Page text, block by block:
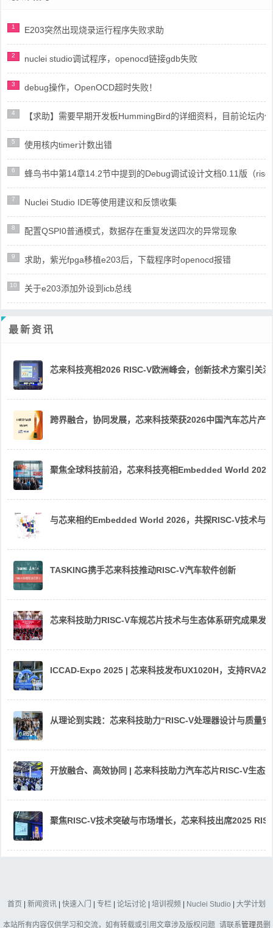
1 E203突然出现烧录运行程序失败求助
2 nuclei studio调试程序，openocd链接gdb失败
3 debug操作，OpenOCD超时失败！
4 【求助】需要早期开发板HummingBird的详细资料，目前论坛内
5 使用核内timer计数出错
6 蜂鸟书中第14章14.2节中提到的Debug调试设计文档0.11版（
7 Nuclei Studio IDE等使用建议和反馈收集
8 配置QSPI0普通模式，数据存在重复发送四次的异常现象
9 求助，紫光fpga移植e203后，下载程序时openocd报错
10 关于e203添加外设到icb总线
最新资讯
芯来科技亮相2026 RISC-V欧洲峰会，创新技术方案引关注
跨界融合，协同发展，芯来科技荣获2026中国汽车芯片产
聚焦全球科技前沿，芯来科技亮相Embedded World 2026
与芯来相约Embedded World 2026，共探RISC-V技术与
TASKING携手芯来科技推动RISC-V汽车软件创新
芯来科技助力RISC-V车规芯片技术与生态体系研究成果发
ICCAD-Expo 2025 | 芯来科技发布UX1020H，支持
从理论到实践：芯来科技助力“RISC-V处理器设计与质量
开放融合、高效协同 | 芯来科技助力汽车芯片RISC-V生态
聚焦RISC-V技术突破与市场增长，芯来科技出席2025
首页 新闻资讯 快速入门 专栏 论坛讨论 培训视频 Nuclei Studio 大学计划
本站所有内容仅供学习和交流，如有转载或引用文章涉及版权问题_请联系管理员删